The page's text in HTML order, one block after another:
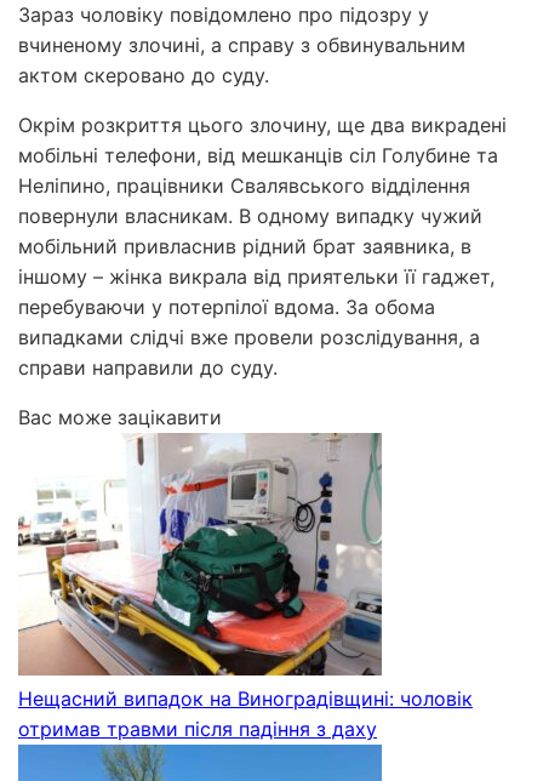
Зараз чоловіку повідомлено про підозру у
вчиненому злочині, а справу з обвинувальним
актом скеровано до суду.
Окрім розкриття цього злочину, ще два викрадені
мобільні телефони, від мешканців сіл Голубине та
Неліпино, працівники Свалявського відділення
повернули власникам. В одному випадку чужий
мобільний привласнив рідний брат заявника, в
іншому – жінка викрала від приятельки її гаджет,
перебуваючи у потерпілої вдома. За обома
випадками слідчі вже провели розслідування, а
справи направили до суду.
Вас може зацікавити
Нещасний випадок на Виноградівщині: чоловік
отримав травми після падіння з даху